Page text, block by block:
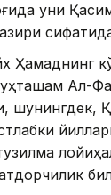
уни
Ҳамаднинг
Ал-
шунингдек,